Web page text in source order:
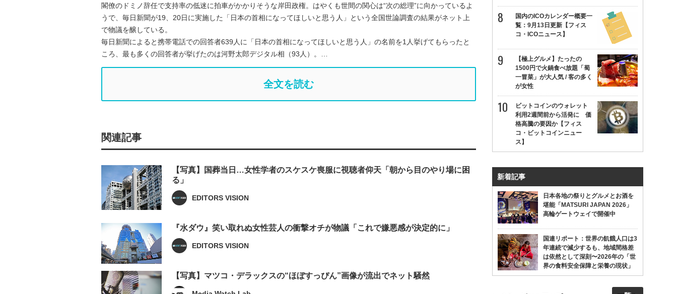
閣僚のドミノ辞任で支持率の低迷に拍車がかかりそうな岸田政権。はやくも世間の関心は“次の総理”に向かっているよ
うで、毎日新聞が19、20日に実施した「日本の首相になってほしいと思う人」という全国世論調査の結果がネット上
で物議を醸している。
毎日新聞によると携帯電話での回答者639人に「日本の首相になってほしいと思う人」の名前を1人挙げてもらったと
ころ、最も多くの回答者が挙げたのは河野太郎デジタル相（93人）。…
全文を読む
関連記事
【写真】国葬当日…女性学者のスケスケ喪服に視聴者仰天「朝から目のやり場に困
る」
EDITORS VISION
『水ダウ』笑い取れぬ女性芸人の衝撃オチが物議「これで嫌悪感が決定的に」
EDITORS VISION
【写真】マツコ・デラックスの“ほぼすっぴん”画像が流出でネット騒然
国内のICOカレンダー概要一
覧：9月13日更新【フィス
コ・ICOニュース】
【極上グルメ】たったの
1500円で火鍋食べ放題「蜀
一冒菜」が大人気 / 客の多く
が女性
ビットコインのウォレット
利用2週間前から活発に 価
格高騰の要因か【フィス
コ・ビットコインニュー
ス】
新着記事
日本各地の祭りとグルメとお酒を
堪能「MATSURI JAPAN 2026」
高輪ゲートウェイで開催中
国連リポート：世界の飢餓人口は3
年連続で減少するも、地域間格差
は依然として深刻〜2026年の「世
界の食料安全保障と栄養の現状」